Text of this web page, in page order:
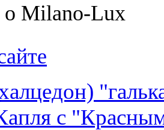
Milano-Lux
с